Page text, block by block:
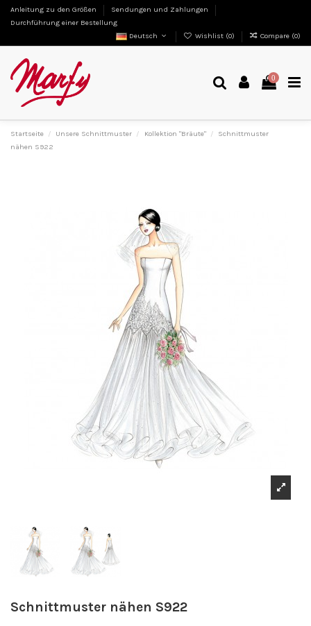
Anleitung zu den Größen
Sendungen und Zahlungen
Durchführung einer Bestellung
Deutsch
Wishlist (0) Compare (0)
0
Startseite Unsere Schnittmuster Kollektion "Bräute"
Schnittmuster
nähen S922
Schnittmuster nähen S922